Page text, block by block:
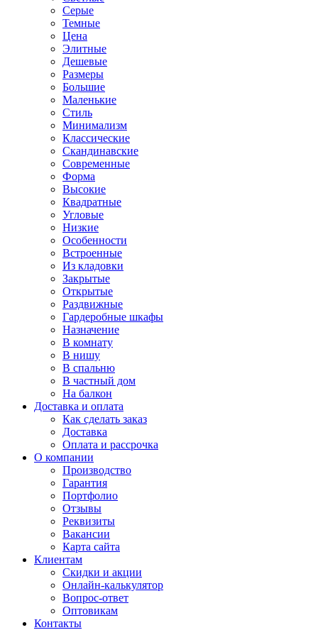
Серые
Темные
Цена
Элитные
Дешевые
Размеры
Большие
Маленькие
Стиль
Минимализм
Классические
Скандинавские
Современные
Форма
Высокие
Квадратные
Угловые
Низкие
Особенности
Встроенные
Из кладовки
Закрытые
Открытые
Раздвижные
Гардеробные шкафы
Назначение
В комнату
В нишу
В спальню
В частный дом
На балкон
Доставка и оплата
Как сделать заказ
Доставка
Оплата и рассрочка
О компании
Производство
Гарантия
Портфолио
Отзывы
Реквизиты
Вакансии
Карта сайта
Клиентам
Скидки и акции
Онлайн-калькулятор
Вопрос-ответ
Оптовикам
Контакты